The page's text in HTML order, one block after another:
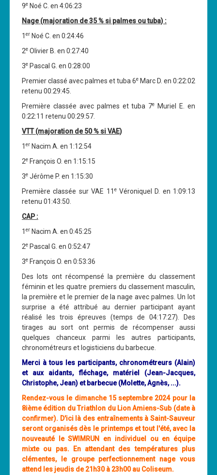
9e Noé C. en 4:06:23
Nage (majoration de 35 % si palmes ou tuba) :
1 er Noé C. en 0:24:46
2e Olivier B. en 0:27:40
3e Pascal G. en 0:28:00
Premier classé avec palmes et tuba 6e Marc D. en 0:22:02
retenu 00:29:45.
Première classée avec palmes et tuba 7e
Muriel E. en
0:22:11 retenu 00:29:57.
VTT (majoration de 50 % si VAE)
1 er Nacim A. en 1:12:54
2e François O. en 1:15:15
3e Jérôme P. en 1:15:30
Première classée sur VAE 11 eVéroniquel D. en 1:09:13
retenu 01:43:50.
CAP :
1 er Nacim A. en 0:45:25
2e Pascal G. en 0:52:47
3e François O. en 0:53:36
Des lots ont récompensé la première du classement
féminin et les quatre premiers du classement masculin,
la première et le premier de la nage avec palmes. Un lot
surprise a été attribué au dernier participant ayant
réalisé les trois épreuves (temps de 04:17:27). Des
tirages au sort ont permis de récompenser aussi
quelques chanceux parmi les autres participants,
chronométreurs et logisticiens du barbecue.
Merci à tous les participants, chronométreurs (Alain)
et aux aidants, fléchage, matériel (Jean-Jacques,
Christophe, Jean) et barbecue (Molette, Agnès, ...).
Rendez-vous le dimanche 15 septembre 2024 pour la
8ième édition du Triathlon du Lion Amiens-Sub (date à
confirmer). D'ici là des entraînements à Saint-Sauveur
seront organisés dès le printemps et tout l'été, avec la
nouveauté le SWIMRUN en individuel ou en équipe
mixte ou pas. En attendant des températures plus
clémentes, le groupe perfectionnement nage vous
attend les jeudis de 21h30 à 23h00 au Coliseum.